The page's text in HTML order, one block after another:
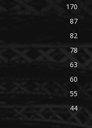
170
87
82
78
63
60
55
44